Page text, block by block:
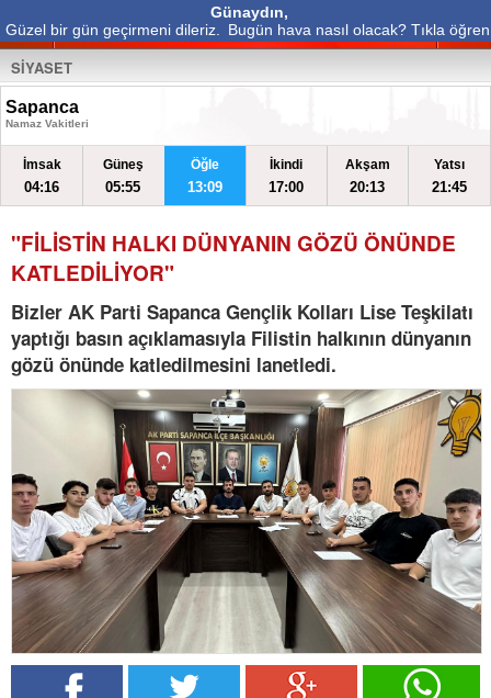
Günaydın,
Güzel bir gün geçirmeni dileriz.
Bugün hava nasıl olacak? Tıkla öğren
SİYASET
Sapanca
Namaz Vakitleri
İmsak
04:16
Güneş
05:55
Öğle
13:09
İkindi
17:00
Akşam
20:13
Yatsı
21:45
"FİLİSTİN HALKI DÜNYANIN GÖZÜ ÖNÜNDE
KATLEDİLİYOR"
Bizler AK Parti Sapanca Gençlik Kolları Lise Teşkilatı
yaptığı basın açıklamasıyla Filistin halkının dünyanın
gözü önünde katledilmesini lanetledi.